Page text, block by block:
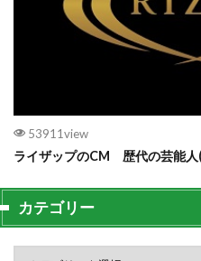
53911view
ライザップのCM 歴代の芸能
カテゴリー